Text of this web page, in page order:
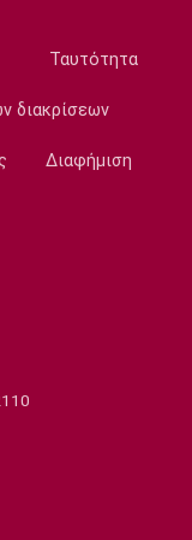
Ταυτότητα
διακρίσεων
Διαφήμιση